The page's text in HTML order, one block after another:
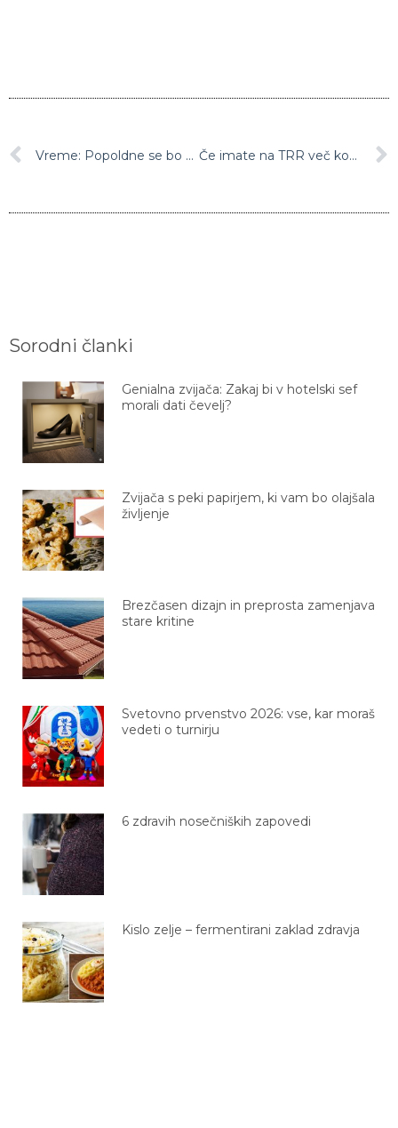
Vreme: Popoldne se bo delno razjasnilo Če imate na TRR več kot 100.000 evrov, bo treba plačati
Sorodni članki
Genialna zvijača: Zakaj bi v hotelski sef
morali dati čevelj?
Zvijača s peki papirjem, ki vam bo olajšala
življenje
Brezčasen dizajn in preprosta zamenjava
stare kritine
Svetovno prvenstvo 2026: vse, kar moraš
vedeti o turnirju
6 zdravih nosečniških zapovedi
Kislo zelje – fermentirani zaklad zdravja